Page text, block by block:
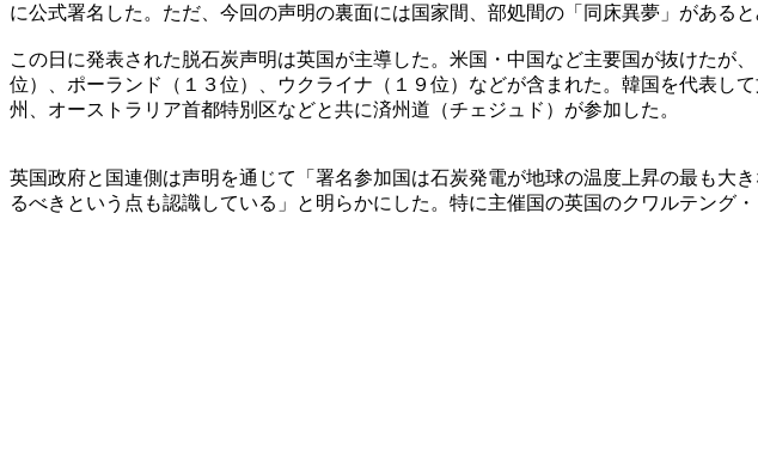
に公式署名した。ただ、今回の声明の裏面には国家間、部処間の「同床異夢」がある
この日に発表された脱石炭声明は英国が主導した。米国・中国など主要国が抜けたが
位）、ポーランド（１３位）、ウクライナ（１９位）などが含まれた。韓国を代表し
州、オーストラリア首都特別区などと共に済州道（チェジュド）が参加した。
英国政府と国連側は声明を通じて「署名参加国は石炭発電が地球の温度上昇の最も大
るべきという点も認識している」と明らかにした。特に主催国の英国のクワルテング